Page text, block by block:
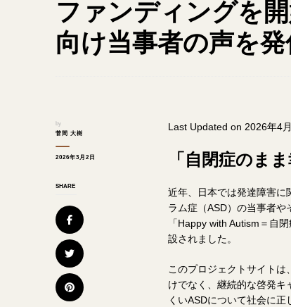
ファンディングを
向け当事者の声を発
by
菅間 大樹
2026年3月2日
SHARE
Last Updated on 2026年4
「自閉症のま
近年、日本では発達障害に
ラム症（ASD）の当事者や
「Happy with Autism＝自
設されました。
このプロジェクトサイト
けでなく、継続的な啓発キ
くいASDについて社会に